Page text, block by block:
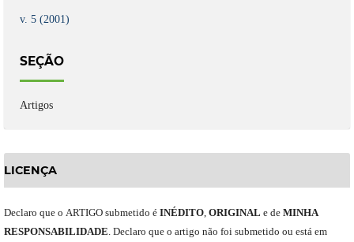
v. 5 (2001)
SEÇÃO
Artigos
LICENÇA
Declaro que o ARTIGO submetido é INÉDITO, ORIGINAL ede MINHA
RESPONSABILIDADE. Declaro que o artigo não foi submetido ou está em